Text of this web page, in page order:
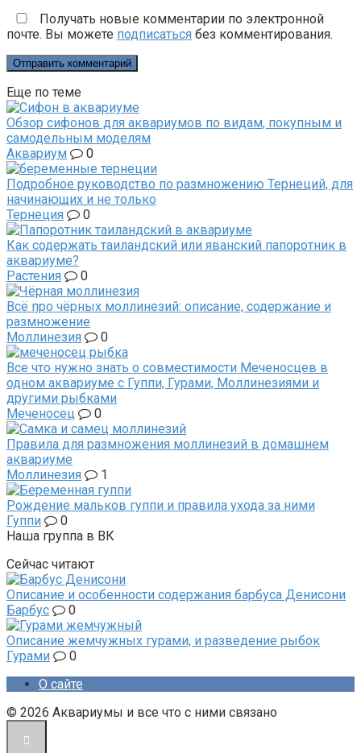
Получать новые комментарии по электронной
почте. Вы можете подписаться без комментирования.
Еще по теме
Обзор сифонов для аквариумов по видам, покупным и
самодельным моделям
Аквариум
0
Подробное руководство по размножению Тернеций, для
начинающих и не только
Тернеция
0
Как содержать таиландский или яванский папоротник в
аквариуме?
Растения
0
Всё про чёрных моллинезий: описание, содержание и
размножение
Моллинезия
0
Все что нужно знать о совместимости Меченосцев в
одном аквариуме с Гуппи, Гурами, Моллинезиями и
другими рыбками
Меченосец
0
Правила для размножения моллинезий в домашнем
аквариуме
Моллинезия
1
Рождение мальков гуппи и правила ухода за ними
Гуппи
0
Наша группа в ВК
Сейчас читают
Описание и особенности содержания барбуса Денисони
Барбус
0
Описание жемчужных гурами, и разведение рыбок
Гурами
0
О сайте
© 2026 Аквариумы и все что с ними связано